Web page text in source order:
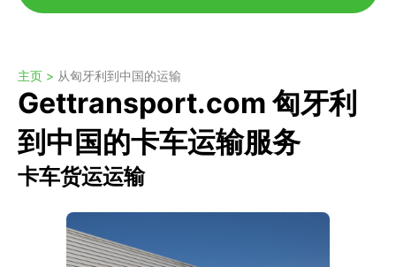
主页 > 从匈牙利到中国的运输
Gettransport.com 匈牙利
到中国的卡车运输服务
卡车货运运输